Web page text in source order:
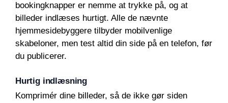
bookingknapper er nemme at trykke på, og at
billeder indlæses hurtigt. Alle de nævnte
hjemmesidebyggere tilbyder mobilvenlige
skabeloner, men test altid din side på en telefon, før
du publicerer.
Hurtig indlæsning
Komprimér dine billeder, så de ikke gør siden